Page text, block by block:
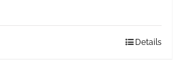
Details